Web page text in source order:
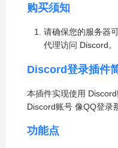
购买须知
请确保您的服务器
代理访问 Discord。
Discord登录插件
本插件实现使用
Discord账号 像QQ登录
功能点